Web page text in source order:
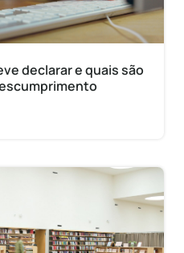
declarar e quais são